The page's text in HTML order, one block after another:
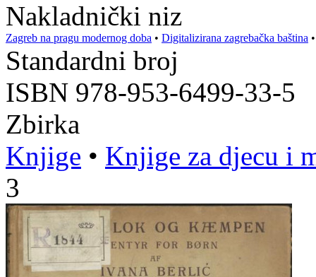
Nakladnički niz
Zagreb na pragu modernog doba • Digitalizirana zagrebačka baština
Standardni broj
ISBN 978-953-6499-33-5
Zbirka
Knjige • Knjige za djecu i
3